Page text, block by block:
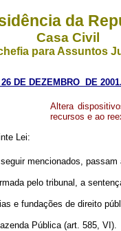
da
Casa Civil
para Assuntos
DE DEZEMBRO DE 2001.
Altera
recursos e ao
Lei:
seguir mencionados,
pelo tribunal, a
e fundações de direito
Pública (art. 585, VI).